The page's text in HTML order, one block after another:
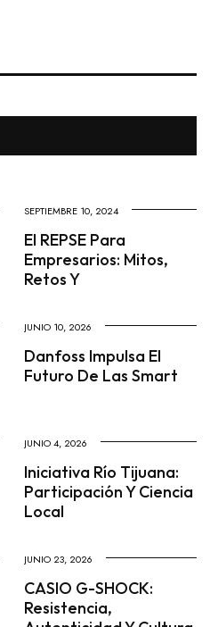
SEPTIEMBRE 10, 2024
El REPSE Para
Empresarios: Mitos,
Retos Y
JUNIO 10, 2026
Danfoss Impulsa El
Futuro De Las Smart
JUNIO 4, 2026
Iniciativa Río Tijuana:
Participación Y Ciencia
Local
JUNIO 23, 2026
CASIO G-SHOCK:
Resistencia,